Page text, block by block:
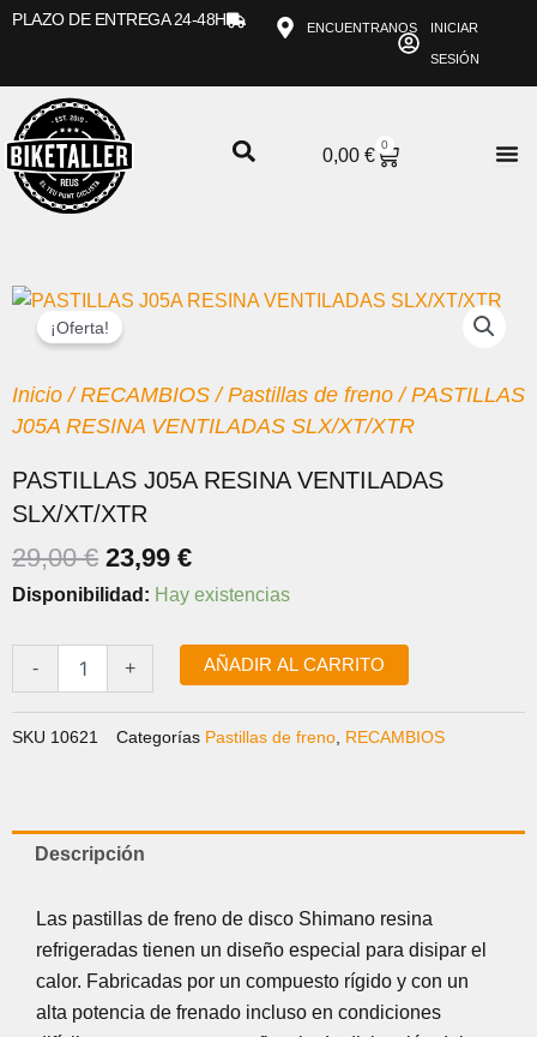
PLAZO DE ENTREGA 24-48H ENCUENTRANOS INICIAR
SESIÓN
0,00€
0
CARRITO
¡Oferta!
Inicio /RECAMBIOS /Pastillas de freno / PASTILLAS
J05A RESINA VENTILADAS SLX/XT/XTR
PASTILLAS J05A RESINA VENTILADAS
SLX/XT/XTR
29,00€ EL
PRECIO
ERA:
29,00 €.
23,99 €EL
PRECIO
ES:
23,99 €.
Disponibilidad: Hay existencias
-
PASTILLAS
VENTILADAS
cantidad
+ AÑADIR AL CARRITO
SKU 10621 Categorías Pastillas de freno RECAMBIOS
Descripción
Las pastillas de freno de disco Shimano resina
refrigeradas tienen un diseño especial para disipar el
calor. Fabricadas por un compuesto rígido y con un
alta potencia de frenado incluso en condiciones